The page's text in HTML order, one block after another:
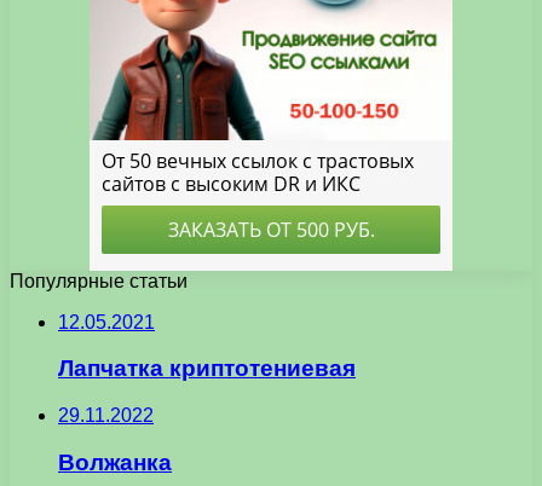
Популярные статьи
12.05.2021
Лапчатка криптотениевая
29.11.2022
Волжанка